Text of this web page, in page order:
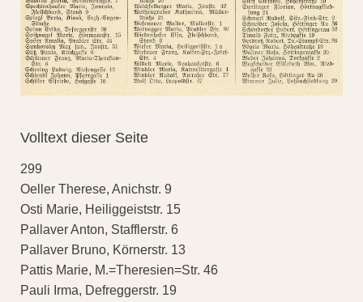
Volltext dieser Seite
299
Oeller Therese, Anichstr. 9
Osti Marie, Heiliggeiststr. 15
Pallaver Anton, Stafflerstr. 6
Pallaver Bruno, Körnerstr. 13
Pattis Marie, M.=Theresien=Str. 46
Pauli Irma, Defreggerstr. 19